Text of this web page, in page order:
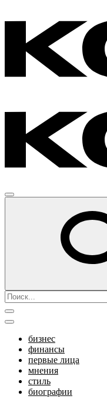
бизнес
финансы
первые лица
мнения
стиль
биографии